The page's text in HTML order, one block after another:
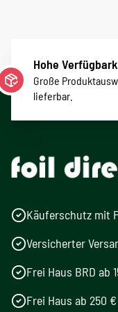
Hohe
Große
lieferbar.
Käuferschutz mit
Versicherter
Frei Haus BRD ab
Frei Haus ab 250